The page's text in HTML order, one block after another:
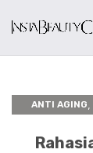
ANTI AGING,